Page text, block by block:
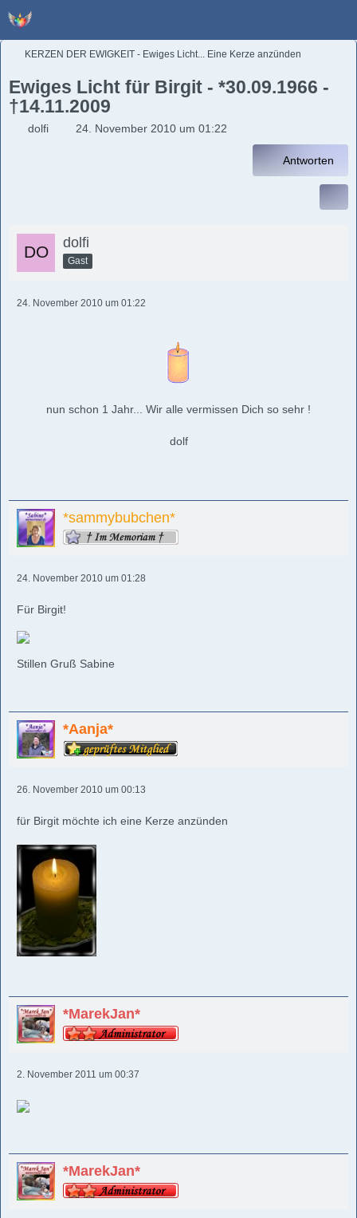
KERZEN DER EWIGKEIT - Ewiges Licht... Eine Kerze anzünden
Ewiges Licht für Birgit - *30.09.1966 -
†14.11.2009
dolfi 24. November 2010 um 01:22
Antworten
dolfi
Gast
24. November 2010 um 01:22
nun schon 1 Jahr... Wir alle vermissen Dich so sehr !
dolf
*sammybubchen*
24. November 2010 um 01:28
Für Birgit!
Stillen Gruß Sabine
*Aanja*
26. November 2010 um 00:13
für Birgit möchte ich eine Kerze anzünden
*MarekJan*
2. November 2011 um 00:37
*MarekJan*